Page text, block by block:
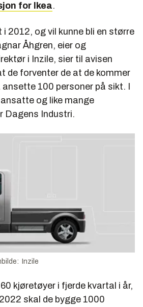
for Ikea.
i 2012, og vil kunne bli en større
Åhgren, eier og
i Inzile, sier til avisen
de forventer de at de kommer
100 personer på sikt. I
og like mange
Dagens Industri.
Inzile
kjøretøyer i fjerde kvartal i år,
skal de bygge 1000